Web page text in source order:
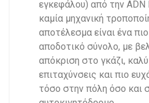
εγκεφάλου) από την ADN
καμία μηχανική
αποτέλεσμα είναι ένα
αποδοτικό σύνολο, με
απόκριση στο γκάζι,
επιταχύνσεις και πιο
τόσο στην πόλη όσο και